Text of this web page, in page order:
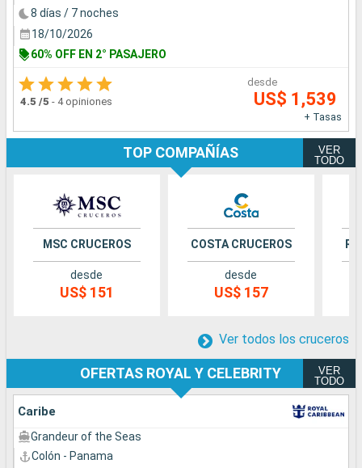
8 días / 7 noches
18/10/2026
60% OFF EN 2° PASAJERO
4.5 /5 - 4 opiniones
desde
US$ 1,539
+ Tasas
TOP COMPAÑÍAS
VER
TODO
MSC CRUCEROS
desde
US$ 151
COSTA CRUCEROS
desde
US$ 157
Ver todos los cruceros
OFERTAS ROYAL Y CELEBRITY
VER
TODO
Caribe
Grandeur of the Seas
Colón - Panama